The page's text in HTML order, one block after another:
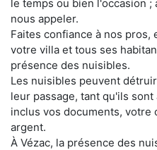
le temps ou bien l'occasion
nous appeler.
Faites confiance à nos
votre villa et tous ses
présence des nuisibles.
Les nuisibles peuvent
leur passage, tant qu'ils
inclus vos documents, votre
argent.
À Vézac, la présence des